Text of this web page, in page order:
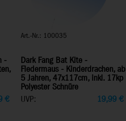
-
€
Art.-Nr.: 100035
Dark Fang Bat Kite -
Fledermaus - Kinderdrachen, ab
5 Jahren, 47x117cm, inkl. 17kp
Polyester Schnüre
UVP:
19,99€